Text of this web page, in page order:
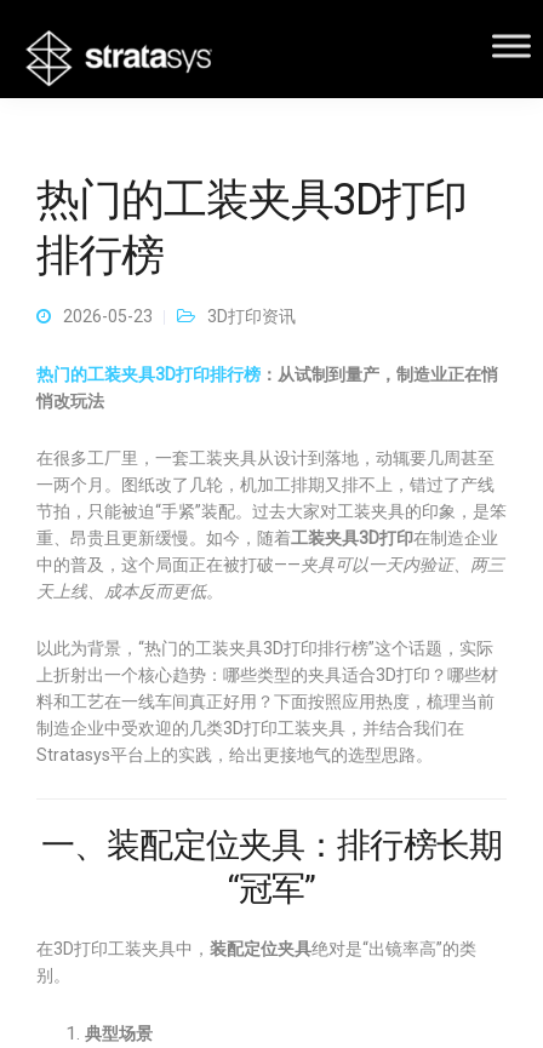
热门的工装夹具3D打印
排行榜
2026-05-23 3D打印资讯
热门的工装夹具3D打印排行榜 ：从试制到量产，制造业正在悄
悄改玩法
在很多工厂里，一套工装夹具从设计到落地，动辄要几周甚至
一两个月。图纸改了几轮，机加工排期又排不上，错过了产线
节拍，只能被迫“手紧”装配。过去大家对工装夹具的印象，是笨
重、昂贵且更新缓慢。如今，随着工装夹具3D打印在制造企业
中的普及，这个局面正在被打破——夹具可以一天内验证、两三
天上线、成本反而更低。
以此为背景，“热门的工装夹具3D打印排行榜”这个话题，实际
上折射出一个核心趋势：哪些类型的夹具适合3D打印？哪些材
料和工艺在一线车间真正好用？下面按照应用热度，梳理当前
制造企业中受欢迎的几类3D打印工装夹具，并结合我们在
Stratasys平台上的实践，给出更接地气的选型思路。
一、装配定位夹具：排行榜长期
“冠军”
在3D打印工装夹具中， 装配定位夹具绝对是“出镜率高”的类
别。
典型场景